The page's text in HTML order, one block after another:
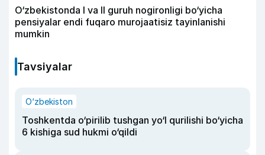
O‘zbekistonda I va II guruh nogironligi bo‘yicha
pensiyalar endi fuqaro murojaatisiz tayinlanishi
mumkin
Tavsiyalar
O‘zbekiston
Toshkentda o‘pirilib tushgan yo‘l qurilishi bo‘yicha
6 kishiga sud hukmi o‘qildi